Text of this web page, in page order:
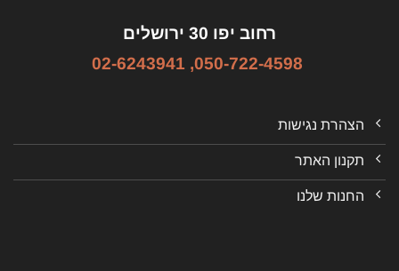
רחוב יפו 30 ירושלים
050-722-4598
,
02-6243941
הצהרת נגישות
תקנון האתר
החנות שלנו